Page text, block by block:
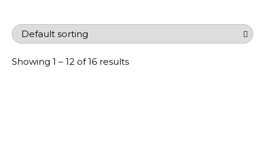
Showing 1 – 12 of 16 results